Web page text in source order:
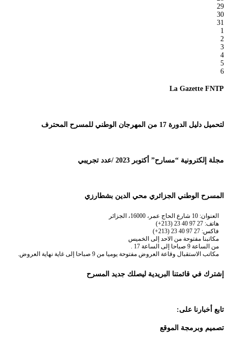
29
30
31
1
2
3
4
5
6
La Gazette FNTP
لتحميل دليل الدورة 17 من المهرجان الوطني للمسرح المحترف
مجلة إلكترونية “مسارح” أكتوبر 2023 /عدد تجريبي
المسرح الوطني الجزائري محي الدين بشطارزي
العنوان: 10 شارع الحاج عمر، 16000، الجزائر
هاتف: 27 97 40 23 (213+)
فاكس: 27 97 40 23 (213+)
مكاتبنا مفتوحة من الاحد إلى الخميس
من الساعة 9 صباحا إلى الساعة 17 .
مكاتب الاستقبال وقاعة العروض مفتوحة يوميا من 9 صباحا إلى غاية نهاية العروض.
إشترك في قائمتنا البريدية ليصلك جديد المسرح
تابع أخبارنا على:
تصميم وبرمجة الموقع